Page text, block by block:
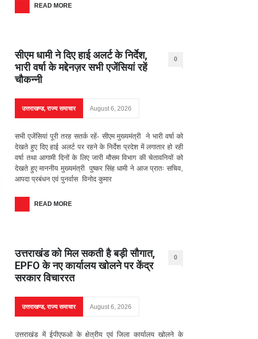
READ MORE
सीएम धामी ने दिए हाई अलर्ट के निर्देश,
भारी वर्षा के मद्देनज़र सभी एजेंसियां रहें
चौकन्नी
0
उत्तराखण्ड,राज्य समाचार August 6, 2026
सभी एजेंसियां पूरी तरह सतर्क रहें- सीएम मुख्यमंत्री ने भारी वर्षा को
देखते हुए दिए हाई अलर्ट पर रहने के निर्देश प्रदेश में लगातार हो रही
वर्षा तथा आगामी दिनों के लिए जारी मौसम विभाग की चेतावनियों को
देखते हुए माननीय मुख्यमंत्री पुष्कर सिंह धामी ने आज प्रातः सचिव,
आपदा प्रबंधन एवं पुनर्वास विनोद कुमार
READ MORE
उत्तराखंड को मिल सकती है बड़ी सौगात,
EPFO के नए कार्यालय खोलने पर केंद्र
सरकार विचाररत
0
उत्तराखण्ड,राज्य समाचार August 6, 2026
उत्तराखंड में ईपीएफओ के क्षेत्रीय एवं जिला कार्यालय खोलने के